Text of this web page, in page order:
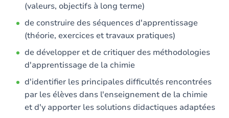
(valeurs, objectifs à long terme)
de construire des séquences d'apprentissage
(théorie, exercices et travaux pratiques)
de développer et de critiquer des méthodologies
d'apprentissage de la chimie
d'identifier les principales difficultés rencontrées
par les élèves dans l'enseignement de la chimie
et d'y apporter les solutions didactiques adaptées